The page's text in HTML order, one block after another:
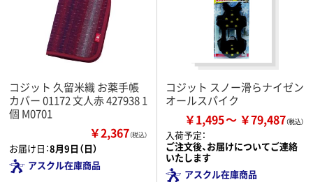
コジット 久留米織 お薬手帳
カバー 01172 文人赤 427938 1
個 M0701
￥2,367（税込）
お届け日：8月9日（日）
アスクル在庫商品
コジット スノー滑らナイゼン
オールスパイク
￥1,495 ￥79,487
入荷予定：
ご注文後、お届けについてご連絡
いたします
アスクル在庫商品